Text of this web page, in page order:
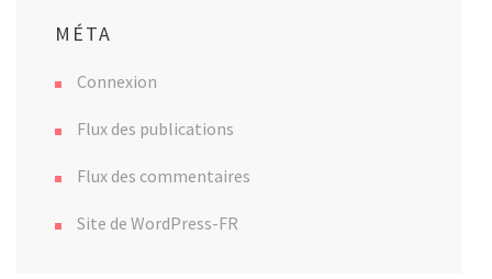
MÉTA
Connexion
Flux des publications
Flux des commentaires
Site de WordPress-FR